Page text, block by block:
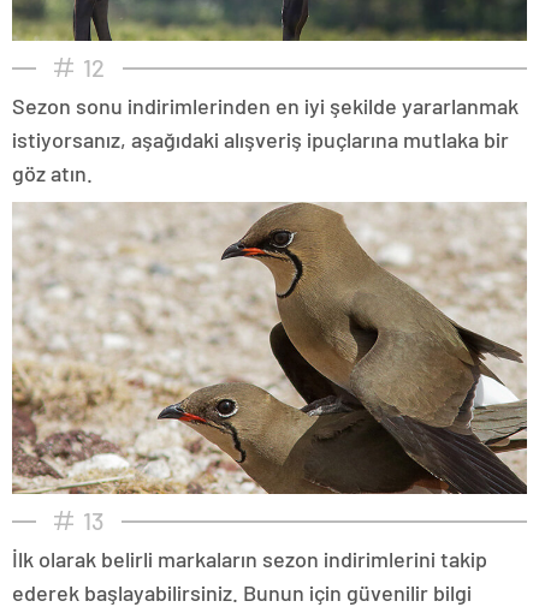
12
Sezon sonu indirimlerinden en iyi şekilde yararlanmak
istiyorsanız, aşağıdaki alışveriş ipuçlarına mutlaka bir
göz atın.
13
İlk olarak belirli markaların sezon indirimlerini takip
ederek başlayabilirsiniz. Bunun için güvenilir bilgi